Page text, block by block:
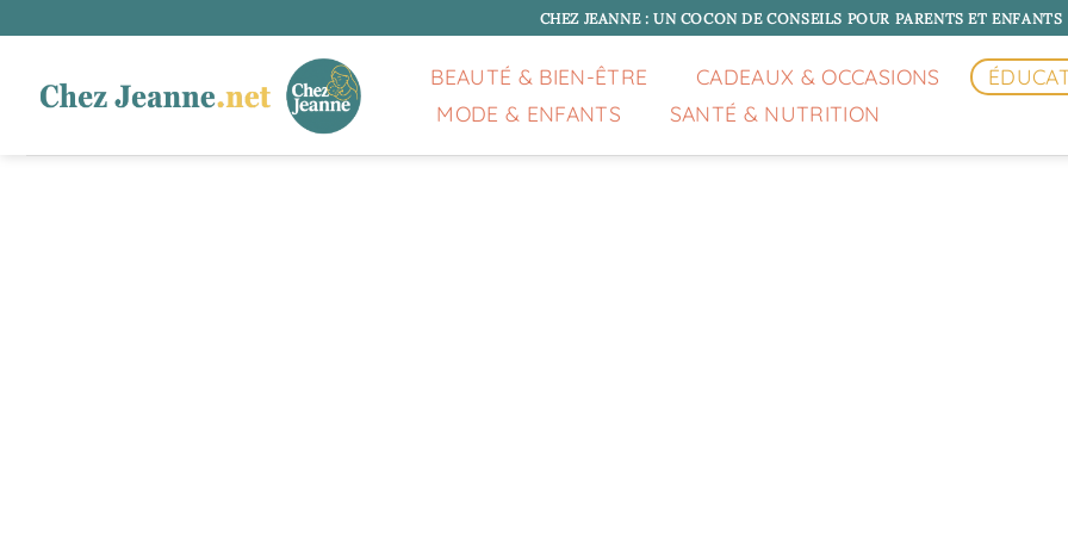
au
CHEZ JEANNE : UN COCON DE CONSEILS POUR PARENTS ET ENFANTS
BEAUTÉ & BIEN-ÊTRE CADEAUX & OCCASIONS
MODE & ENFANTS
SANTÉ & NUTRITION